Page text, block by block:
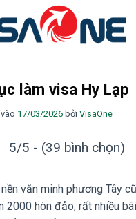
làm visa Hy Lạp
17/03/2026 bởi VisaOne
5/5 - (39 bình chọn)
văn minh phương Tây
2000 hòn đảo, rất nhiều